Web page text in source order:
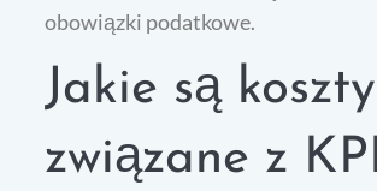
obowiązki podatkowe.
Jakie są koszty
związane z